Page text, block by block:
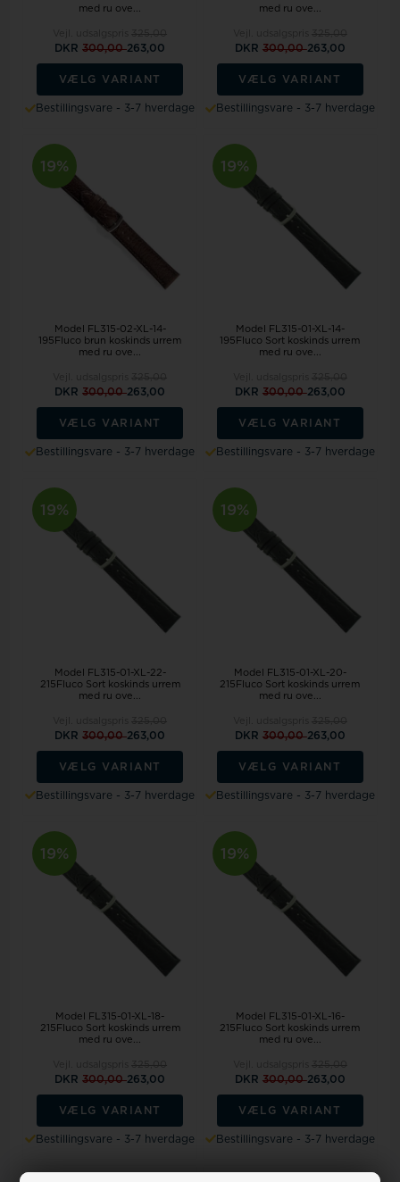
med ru ove...
DKR300,00263,00
VÆLG VARIANT
Bestillingsvare - 3-7 hverdage
med ru ove...
DKR 300,00263,00
VÆLG VARIANT
Bestillingsvare - 3-7 hverdage
19%
Model FL315-02-XL-14-
195Fluco brun koskinds urrem
med ru ove...
DKR300,00263,00
VÆLG VARIANT
Bestillingsvare - 3-7 hverdage
19%
Model FL315-01-XL-14-
195Fluco Sort koskinds urrem
med ru ove...
DKR 300,00263,00
VÆLG VARIANT
Bestillingsvare - 3-7 hverdage
19%
Model FL315-01-XL-22-
215Fluco Sort koskinds urrem
med ru ove...
DKR300,00263,00
VÆLG VARIANT
Bestillingsvare - 3-7 hverdage
19%
Model FL315-01-XL-20-
215Fluco Sort koskinds urrem
med ru ove...
DKR 300,00263,00
VÆLG VARIANT
Bestillingsvare - 3-7 hverdage
19%
Model FL315-01-XL-18-
215Fluco Sort koskinds urrem
med ru ove...
DKR300,00263,00
VÆLG VARIANT
Bestillingsvare - 3-7 hverdage
19%
Model FL315-01-XL-16-
215Fluco Sort koskinds urrem
med ru ove...
DKR 300,00263,00
VÆLG VARIANT
Bestillingsvare - 3-7 hverdage